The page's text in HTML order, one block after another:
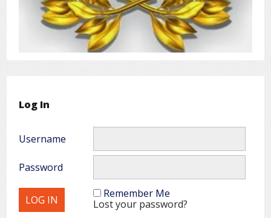
Log In
Username
Password
Remember Me
Lost your password?